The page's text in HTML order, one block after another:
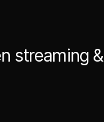
streaming &